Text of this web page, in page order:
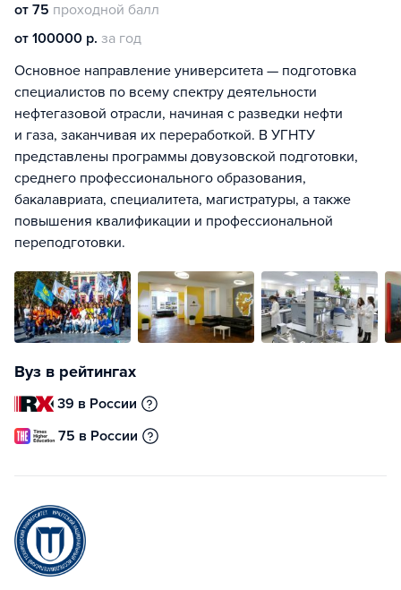
от 75 проходной балл
от 100000 р. за год
Основное направление университета — подготовка
специалистов по всему спектру деятельности
нефтегазовой отрасли, начиная с разведки нефти
и газа, заканчивая их переработкой. В УГНТУ
представлены программы довузовской подготовки,
среднего профессионального образования,
бакалавриата, специалитета, магистратуры, а также
повышения квалификации и профессиональной
переподготовки.
Вуз в рейтингах
39 в России
75 в России